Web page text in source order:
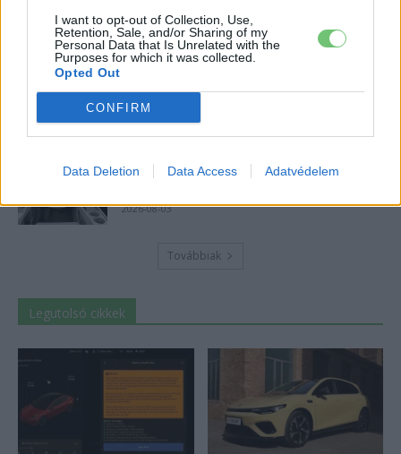
I want to opt-out of Collection, Use,
Retention, Sale, and/or Sharing of my
Personal Data that Is Unrelated with the
Purposes for which it was collected.
Opted Out
CONFIRM
Data Deletion Data Access Adatvédelem
gyártó imádott
2026-08-03
ok, amiért...
2026-08-04
18 hüvelykes óriáskijelzővel bukkant fel a
2026-08-03
Továbbiak
Legutolsó cikkek